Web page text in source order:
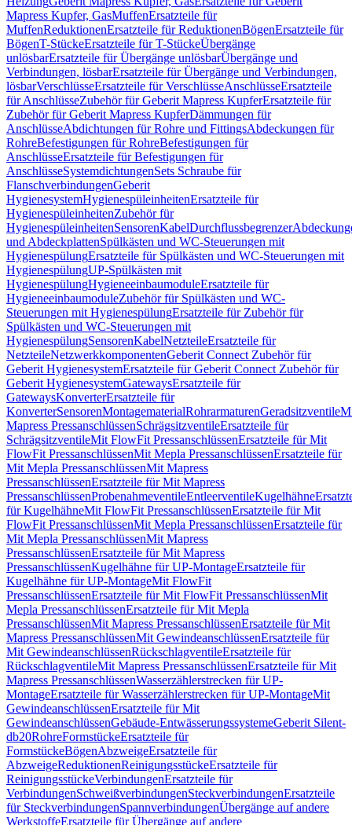
Mapress Kupfer, GasMuffenErsatzteile für
MuffenReduktionenErsatzteile für ReduktionenBögenErsatzteile für
BögenT-StückeErsatzteile für T-StückeÜbergänge
unlösbarErsatzteile für Übergänge unlösbarÜbergänge und
Verbindungen, lösbarErsatzteile für Übergänge und Verbindungen,
lösbarVerschlüsseErsatzteile für VerschlüsseAnschlüsseErsatzteile
für AnschlüsseZubehör für Geberit Mapress KupferErsatzteile für
Zubehör für Geberit Mapress KupferDämmungen für
AnschlüsseAbdichtungen für Rohre und FittingsAbdeckungen für
RohreBefestigungen für RohreBefestigungen für
AnschlüsseErsatzteile für Befestigungen für
AnschlüsseSystemdichtungenSets Schraube für
FlanschverbindungenGeberit
HygienesystemHygienespüleinheitenErsatzteile für
HygienespüleinheitenZubehör für
HygienespüleinheitenSensorenKabelDurchflussbegrenzer
und AbdeckplattenSpülkästen und WC-Steuerungen mit
HygienespülungErsatzteile für Spülkästen und WC-Steuerungen mit
HygienespülungUP-Spülkästen mit
HygienespülungHygieneeinbaumoduleErsatzteile für
HygieneeinbaumoduleZubehör für Spülkästen und WC-
Steuerungen mit HygienespülungErsatzteile für Zubehör für
Spülkästen und WC-Steuerungen mit
HygienespülungSensorenKabelNetzteileErsatzteile für
NetzteileNetzwerkkomponentenGeberit Connect Zubehör für
Geberit HygienesystemErsatzteile für Geberit Connect Zubehör für
Geberit HygienesystemGatewaysErsatzteile für
GatewaysKonverterErsatzteile für
KonverterSensorenMontagematerialRohrarmaturenGeradsitzventile
Mapress PressanschlüssenSchrägsitzventileErsatzteile für
SchrägsitzventileMit FlowFit PressanschlüssenErsatzteile für Mit
FlowFit PressanschlüssenMit Mepla PressanschlüssenErsatzteile für
Mit Mepla PressanschlüssenMit Mapress
PressanschlüssenErsatzteile für Mit Mapress
PressanschlüssenProbenahmeventileEntleerventileKugelhähne
für KugelhähneMit FlowFit PressanschlüssenErsatzteile für Mit
FlowFit PressanschlüssenMit Mepla PressanschlüssenErsatzteile für
Mit Mepla PressanschlüssenMit Mapress
PressanschlüssenErsatzteile für Mit Mapress
PressanschlüssenKugelhähne für UP-MontageErsatzteile für
Kugelhähne für UP-MontageMit FlowFit
PressanschlüssenErsatzteile für Mit FlowFit PressanschlüssenMit
Mepla PressanschlüssenErsatzteile für Mit Mepla
PressanschlüssenMit Mapress PressanschlüssenErsatzteile für Mit
Mapress PressanschlüssenMit GewindeanschlüssenErsatzteile für
Mit GewindeanschlüssenRückschlagventileErsatzteile für
RückschlagventileMit Mapress PressanschlüssenErsatzteile für Mit
Mapress PressanschlüssenWasserzählerstrecken für UP-
MontageErsatzteile für Wasserzählerstrecken für UP-MontageMit
GewindeanschlüssenErsatzteile für Mit
GewindeanschlüssenGebäude-EntwässerungssystemeGeberit Silent-
db20RohreFormstückeErsatzteile für
FormstückeBögenAbzweigeErsatzteile für
AbzweigeReduktionenReinigungsstückeErsatzteile für
ReinigungsstückeVerbindungenErsatzteile für
VerbindungenSchweißverbindungenSteckverbindungenErsatzteile
für SteckverbindungenSpannverbindungenÜbergänge auf andere
WerkstoffeErsatzteile für Übergänge auf andere